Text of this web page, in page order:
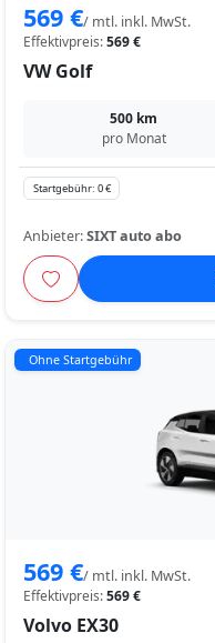
569 €/ mtl. inkl. MwSt.
Effektivpreis:569 €
VW Golf
500 km
pro Monat
Startgebühr: 0 €
Anbieter:SIXT auto abo
Ohne Startgebühr
569 €/ mtl. inkl. MwSt.
Effektivpreis:569 €
Volvo EX30